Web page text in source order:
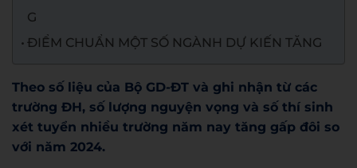
G
ĐIỂM CHUẨN MỘT SỐ NGÀNH DỰ KIẾN TĂNG
Theo số liệu của Bộ GD-ĐT và ghi nhận từ các
trường ĐH, số lượng nguyện vọng và số thí sinh
xét tuyển nhiều trường năm nay tăng gấp đôi so
với năm 2024.